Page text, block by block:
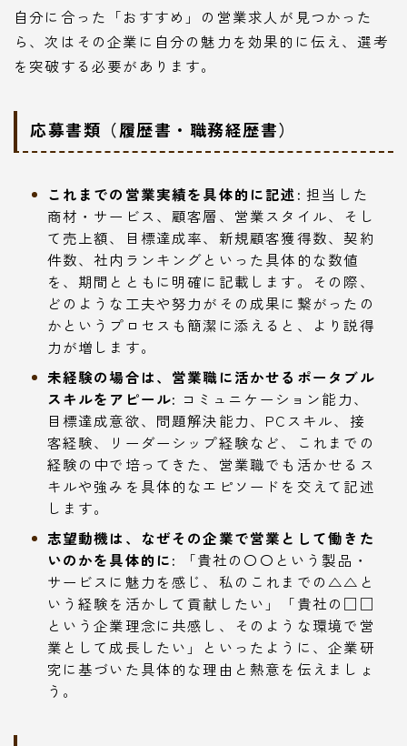
自分に合った「おすすめ」の営業求人が見つかった
ら、次はその企業に自分の魅力を効果的に伝え、選考
を突破する必要があります。
応募書類（履歴書・職務経歴書）
これまでの営業実績を具体的に記述: 担当した
商材・サービス、顧客層、営業スタイル、そし
て売上額、目標達成率、新規顧客獲得数、契約
件数、社内ランキングといった具体的な数値
を、期間とともに明確に記載します。その際、
どのような工夫や努力がその成果に繋がったの
かというプロセスも簡潔に添えると、より説得
力が増します。
未経験の場合は、営業職に活かせるポータブル
スキルをアピール: コミュニケーション能力、
目標達成意欲、問題解決能力、PCスキル、接
客経験、リーダーシップ経験など、これまでの
経験の中で培ってきた、営業職でも活かせるス
キルや強みを具体的なエピソードを交えて記述
します。
志望動機は、なぜその企業で営業として働きた
いのかを具体的に:
「貴社の〇〇という製品・
サービスに魅力を感じ、私のこれまでの△△と
いう経験を活かして貢献したい」「貴社の□□
という企業理念に共感し、そのような環境で営
業として成長したい」といったように、企業研
究に基づいた具体的な理由と熱意を伝えましょ
う。